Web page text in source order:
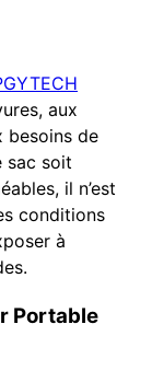
aux
besoins de
sac soit
il n’est
conditions
à
Portable